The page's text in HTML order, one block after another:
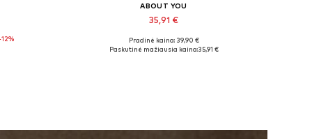
ABOUT YOU
35,91 €
Galimi dydžiai: 36, 37, 38, 39, 40
Pradinė kaina: 39,90 €
Paskutinė mažiausia kaina:35,91 €